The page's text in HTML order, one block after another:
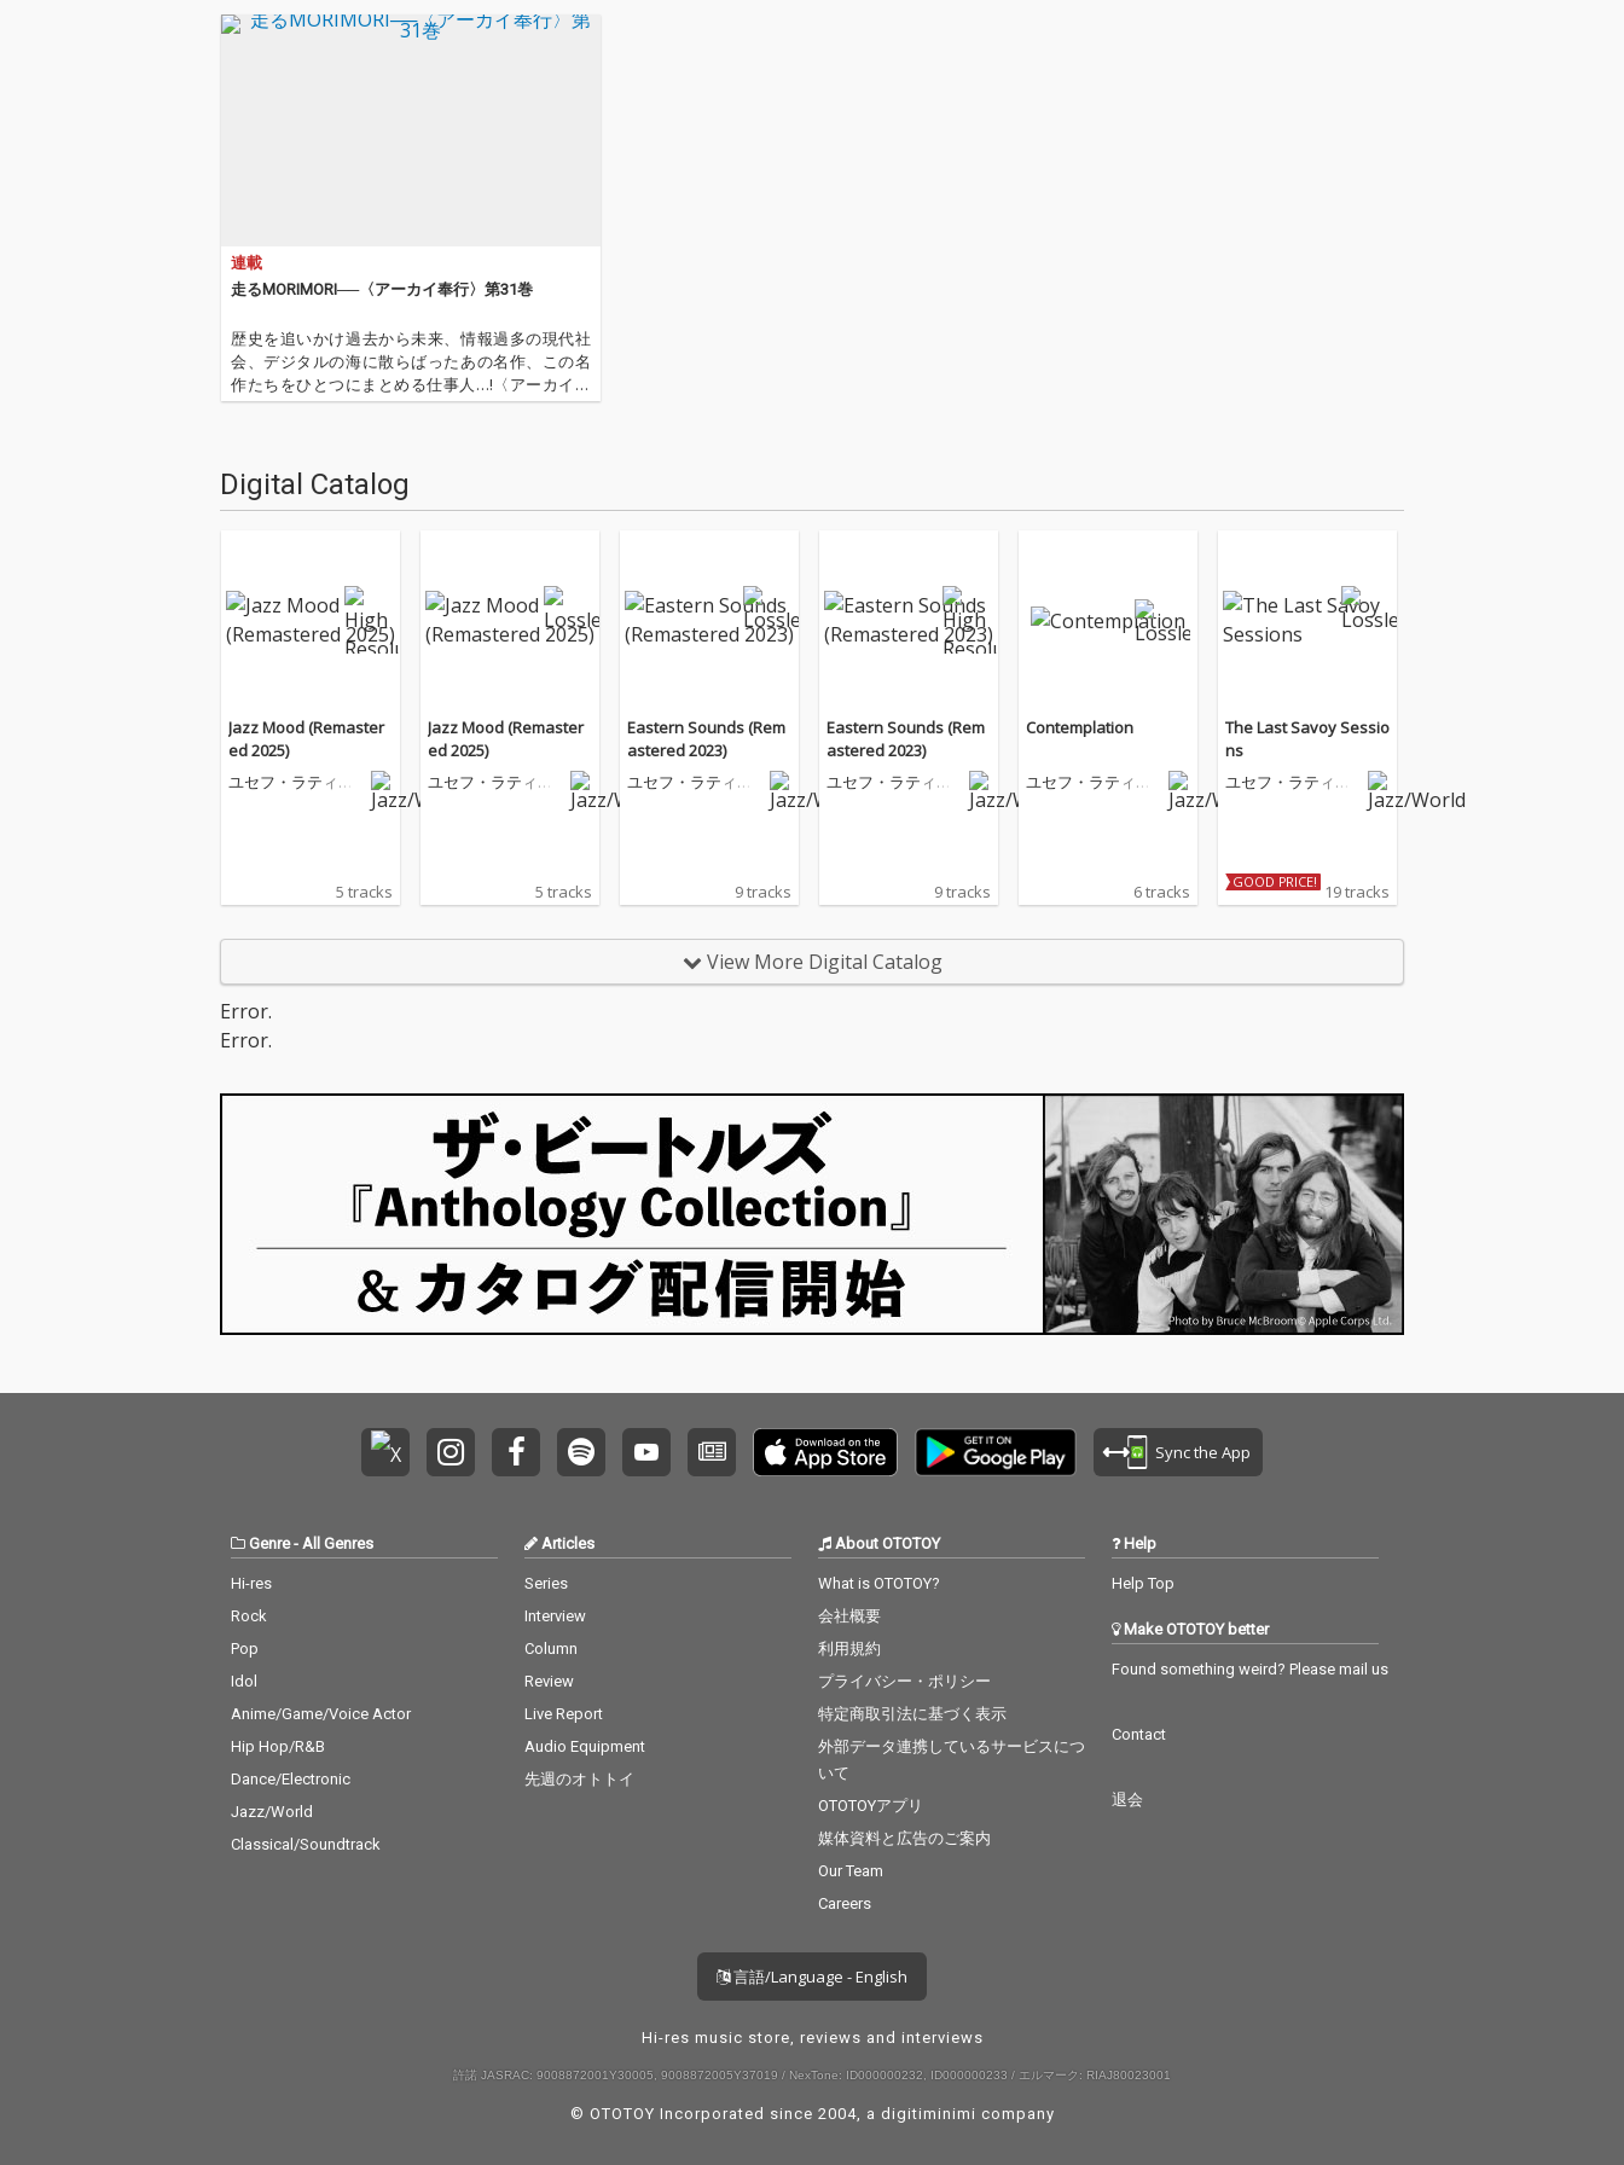
連載
走るMORIMORI──〈アーカイ奉行〉第31巻
歴史を追いかけ過去から未来、情報過多の現代社
会、デジタルの海に散らばったあの名作、この名
作たちをひとつにまとめる仕事人…!〈アーカイ奉
行〉が今日もデジタルの乱世を治める…!'''〈アーカ
Digital Catalog
Jazz Mood (Remaster
ed 2025)
ユセフ・ラティー
5 tracks
Jazz Mood (Remaster
ed 2025)
ユセフ・ラティー
5 tracks
Eastern Sounds (Rem
astered 2023)
ユセフ・ラティー
9 tracks
Eastern Sounds (Rem
astered 2023)
ユセフ・ラティー
9 tracks
Contemplation
ユセフ・ラティー
6 tracks
The Last Savoy Sessio
ns
ユセフ・ラティー
GOOD PRICE! 19 tracks
View More Digital Catalog
Error.
Error.
Sync the App
Genre- All Genres
Hi-res
Rock
Pop
Idol
Anime/Game/Voice Actor
Hip Hop/R&B
Dance/Electronic
Jazz/World
Classical/Soundtrack
Articles
Series
Interview
Column
Review
Live Report
Audio Equipment
先週のオトトイ
About OTOTOY
What is OTOTOY?
会社概要
利用規約
プライバシー・ポリシー
特定商取引法に基づく表示
外部データ連携しているサービスにつ
いて
OTOTOYアプリ
媒体資料と広告のご案内
Our Team
Careers
Help
Help Top
Make OTOTOY better
Found something weird? Please mail us
Contact
退会
言語/Language - English
Hi-res music store, reviews and interviews
許諾 JASRAC: 9008872001Y30005, 9008872005Y37019 / NexTone: ID000000232, ID000000233 / エルマーク: RIAJ80023001
© OTOTOY Incorporated since 2004, a digitiminimi company